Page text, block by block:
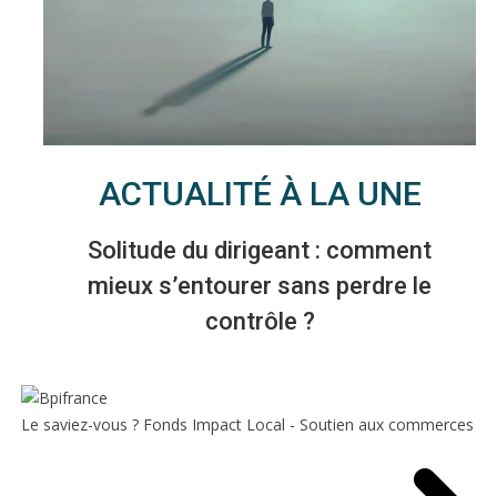
ACTUALITÉ À LA UNE
Solitude du dirigeant : comment
mieux s’entourer sans perdre le
contrôle ?
Le saviez-vous ? Fonds Impact Local - Soutien aux commerces